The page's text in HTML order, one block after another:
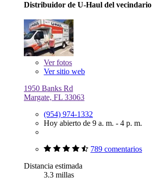
Distribuidor de U-Haul del vecindario
Verfotos
Ver sitio web
1950 Banks Rd
Margate, FL 33063
(954) 974-1332
Hoy abierto de 9 a. m. - 4 p. m.
789 comentarios
Distancia estimada
3.3 millas